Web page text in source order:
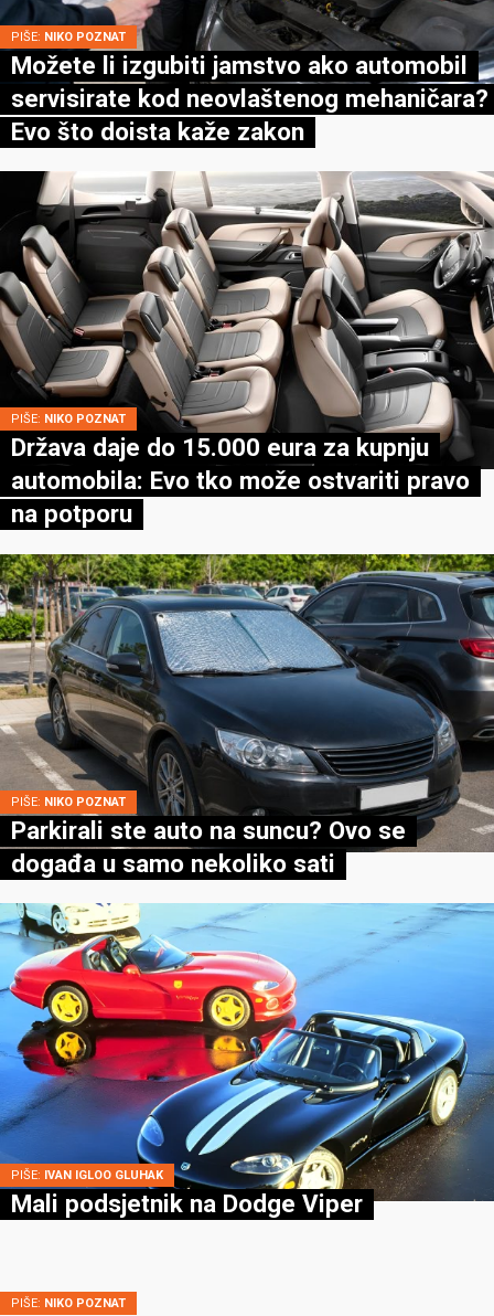
PIŠE: NIKO POZNAT
Možete li izgubiti jamstvo ako automobil
servisirate kod neovlaštenog mehaničara?
Evo što doista kaže zakon
PIŠE: NIKO POZNAT
Država daje do 15.000 eura za kupnju
automobila: Evo tko može ostvariti pravo
na potporu
PIŠE: NIKO POZNAT
Parkirali ste auto na suncu? Ovo se
događa u samo nekoliko sati
PIŠE: IVAN IGLOO GLUHAK
Mali podsjetnik na Dodge Viper
PIŠE: NIKO POZNAT